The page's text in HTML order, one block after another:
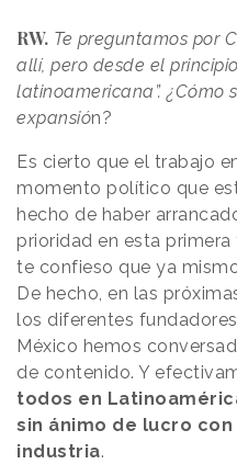
RW. Te preguntamos por
allí, pero desde el
latinoamericana”. ¿Cómo
expansión?
Es cierto que el trabajo
momento político que
hecho de haber
prioridad en esta
te confieso que ya
De hecho, en las
los diferentes
México hemos
de contenido. Y
todos en
sin ánimo de lucro
industria.